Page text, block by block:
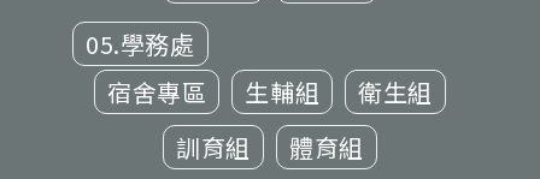
05.學務處
宿舍專區
生輔組
衛生組
訓育組
體育組